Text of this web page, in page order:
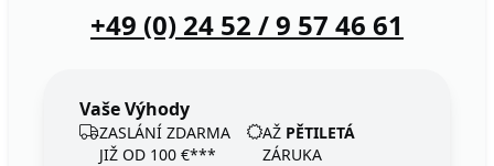
+49 (0) 24 52 / 9 57 46 61
Vaše Výhody
ZASLÁNÍ ZDARMA
JIŽ OD 100 €***
AŽ PĚTILETÁ
ZÁRUKA